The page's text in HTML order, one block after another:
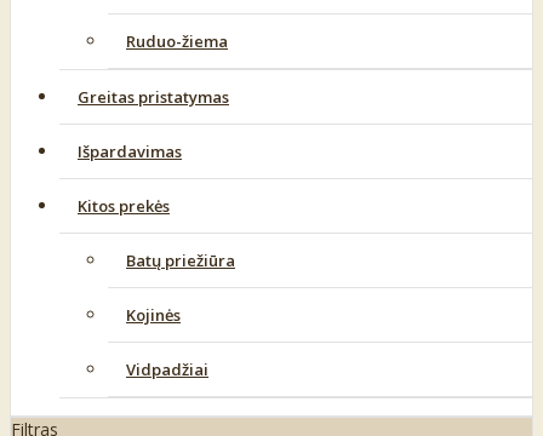
Ruduo-žiema
Greitas pristatymas
Išpardavimas
Kitos prekės
Batų priežiūra
Kojinės
Vidpadžiai
Filtras